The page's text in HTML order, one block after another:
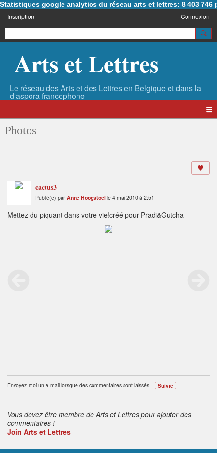
Statistiques google analytics du réseau arts et lettres: 8 403 746
Inscription Connexion
Arts et Lettres
Photos
cactus3
Publié(e) par Anne Hoogstoel le 4 mai 2010 à 2:51
Mettez du piquant dans votre vie!créé pour Pradi&Gutcha
Envoyez-moi un e-mail lorsque des commentaires sont laissés – Suivre
Vous devez être membre de Arts et Lettres pour ajouter des
commentaires !
Join Arts et Lettres